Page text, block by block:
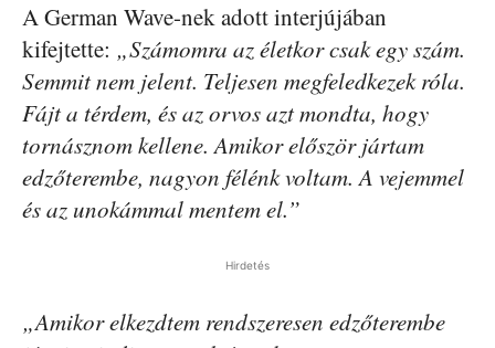
A German Wave-nek adott interjújában
kifejtette: „Számomra az életkor csak egy szám.
Semmit nem jelent. Teljesen megfeledkezek róla.
Fájt a térdem, és az orvos azt mondta, hogy
tornásznom kellene. Amikor először jártam
edzőterembe, nagyon félénk voltam. A vejemmel
és az unokámmal mentem el.”
Hirdetés
„Amikor elkezdtem rendszeresen edzőterembe